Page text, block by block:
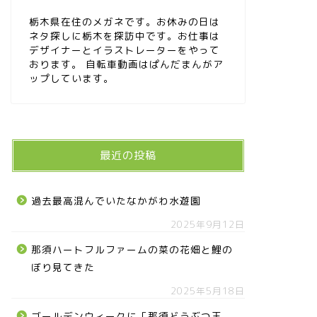
栃木県在住のメガネです。お休みの日は
ネタ探しに栃木を探訪中です。お仕事は
デザイナーとイラストレーターをやって
おります。 自転車動画はぱんだまんがア
ップしています。
最近の投稿
過去最高混んでいたなかがわ水遊園
2025年9月12日
那須ハートフルファームの菜の花畑と鯉の
ぼり見てきた
2025年5月18日